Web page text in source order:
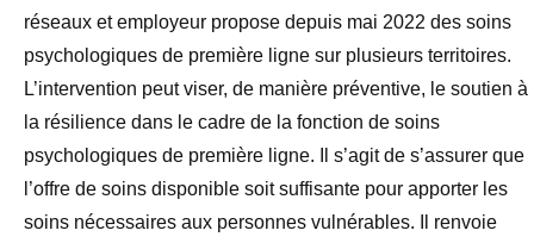
réseaux et employeur propose depuis mai 2022 des soins
psychologiques de première ligne sur plusieurs territoires.
L’intervention peut viser, de manière préventive, le soutien à
la résilience dans le cadre de la fonction de soins
psychologiques de première ligne. Il s’agit de s’assurer que
l’offre de soins disponible soit suffisante pour apporter les
soins nécessaires aux personnes vulnérables. Il renvoie